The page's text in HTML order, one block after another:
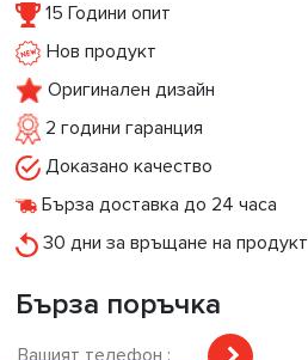
15 Години опит
Нов продукт
Оригинален дизайн
2 години гаранция
Доказано качество
Бърза доставка до 24 часа
30 дни за връщане на продукт
Бърза поръчка